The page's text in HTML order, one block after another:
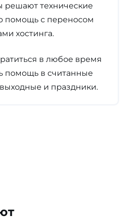
технические
помощь с переносом
хостинга.
в любое время
помощь в считанные
и праздники.